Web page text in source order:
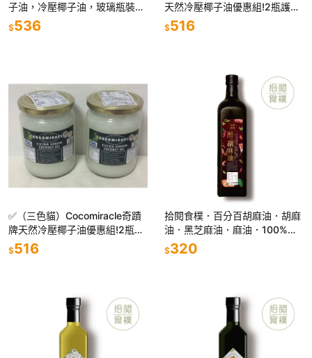
子油，冷壓椰子油，玻璃瓶裝，
可以油漱和直接飲用
$536
天然冷壓椰子油優惠組!2瓶護髮
護膚保濕助曬油按摩油菲律賓
$516
✅（三色貓）Cocomiracle奇蹟
牌天然冷壓椰子油優惠組!2瓶椰
子油旅遊菲律賓宿霧長灘島手信
$516
拾閱食樸．百分百胡麻油．胡麻
油．黑芝麻油．麻油．100%麻
油
$320